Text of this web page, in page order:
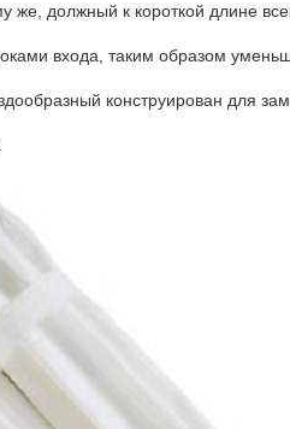
же, должный к короткой длине
входа, таким образом
конструирован для